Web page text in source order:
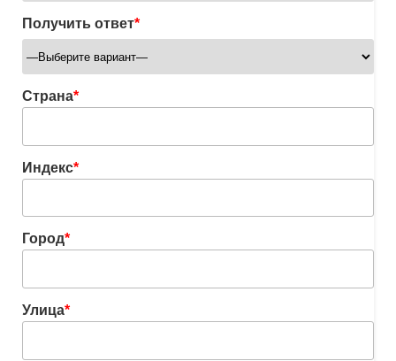
Получить ответ*
Страна*
Индекс*
Город*
Улица*